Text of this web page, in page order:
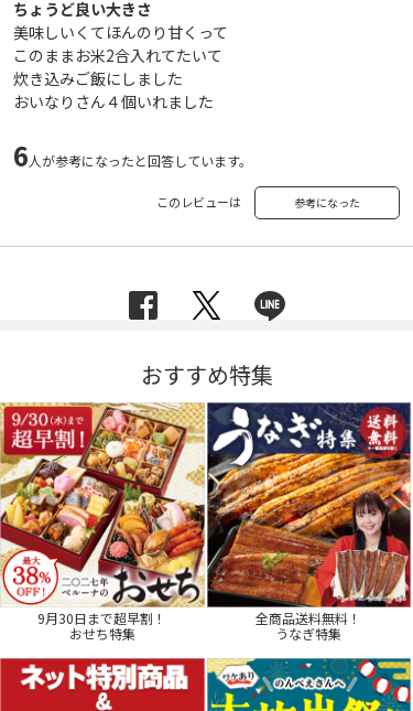
ちょうど良い大きさ
美味しいくてほんのり甘くって
このままお米2合入れてたいて
炊き込みご飯にしました
おいなりさん４個いれました
6人が参考になったと回答しています。
このレビューは 参考になった
おすすめ特集
9月30日まで超早割！
おせち特集
全商品送料無料！
うなぎ特集